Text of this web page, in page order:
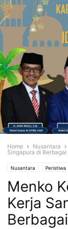
Home Nusantara
Singapura di
Nusantara Peristiwa
Menko
Kerja